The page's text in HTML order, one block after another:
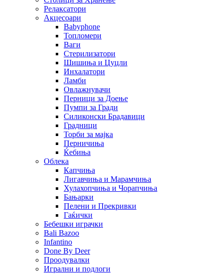
Релаксатори
Акцесоари
Babyphone
Топломери
Ваги
Стерилизатори
Шишиња и Цуцли
Инхалатори
Ламби
Овлажнувачи
Перници за Доење
Пумпи за Гради
Силиконски Брадавици
Градници
Торби за мајка
Перничиња
Ќебиња
Облека
Капчиња
Лигавчиња и Марамчиња
Хулахопчиња и Чорапчиња
Бањарки
Пелени и Прекривки
Гаќички
Бебешки играчки
Bali Bazoo
Infantino
Done By Deer
Проодувалки
Игрални и подлоги